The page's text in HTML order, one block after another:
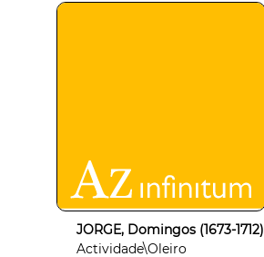
JORGE, Domingos (1673-1712)
Actividade\Oleiro